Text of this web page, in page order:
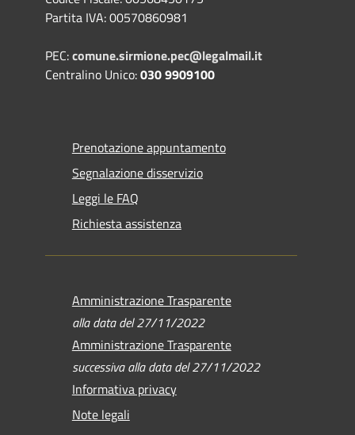
Partita IVA: 00570860981
PEC:comune.sirmione.pec@legalmail.it
Centralino Unico:030 9909100
Prenotazione appuntamento
Segnalazione disservizio
Leggi le FAQ
Richiesta assistenza
Amministrazione Trasparente
alla data del 27/11/2022
Amministrazione Trasparente
successiva alla data del 27/11/2022
Informativa privacy
Note legali